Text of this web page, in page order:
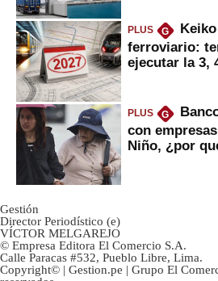
PLUS G
ferroviario:
ejecutar la 3,
PLUS G
con
Niño, ¿por
Gestión
Director Periodístico (e)
VÍCTOR MELGAREJO
© Empresa Editora El Comercio S.A.
Calle Paracas #532, Pueblo Libre, Lima.
Copyright© | Gestion.pe | Grupo El